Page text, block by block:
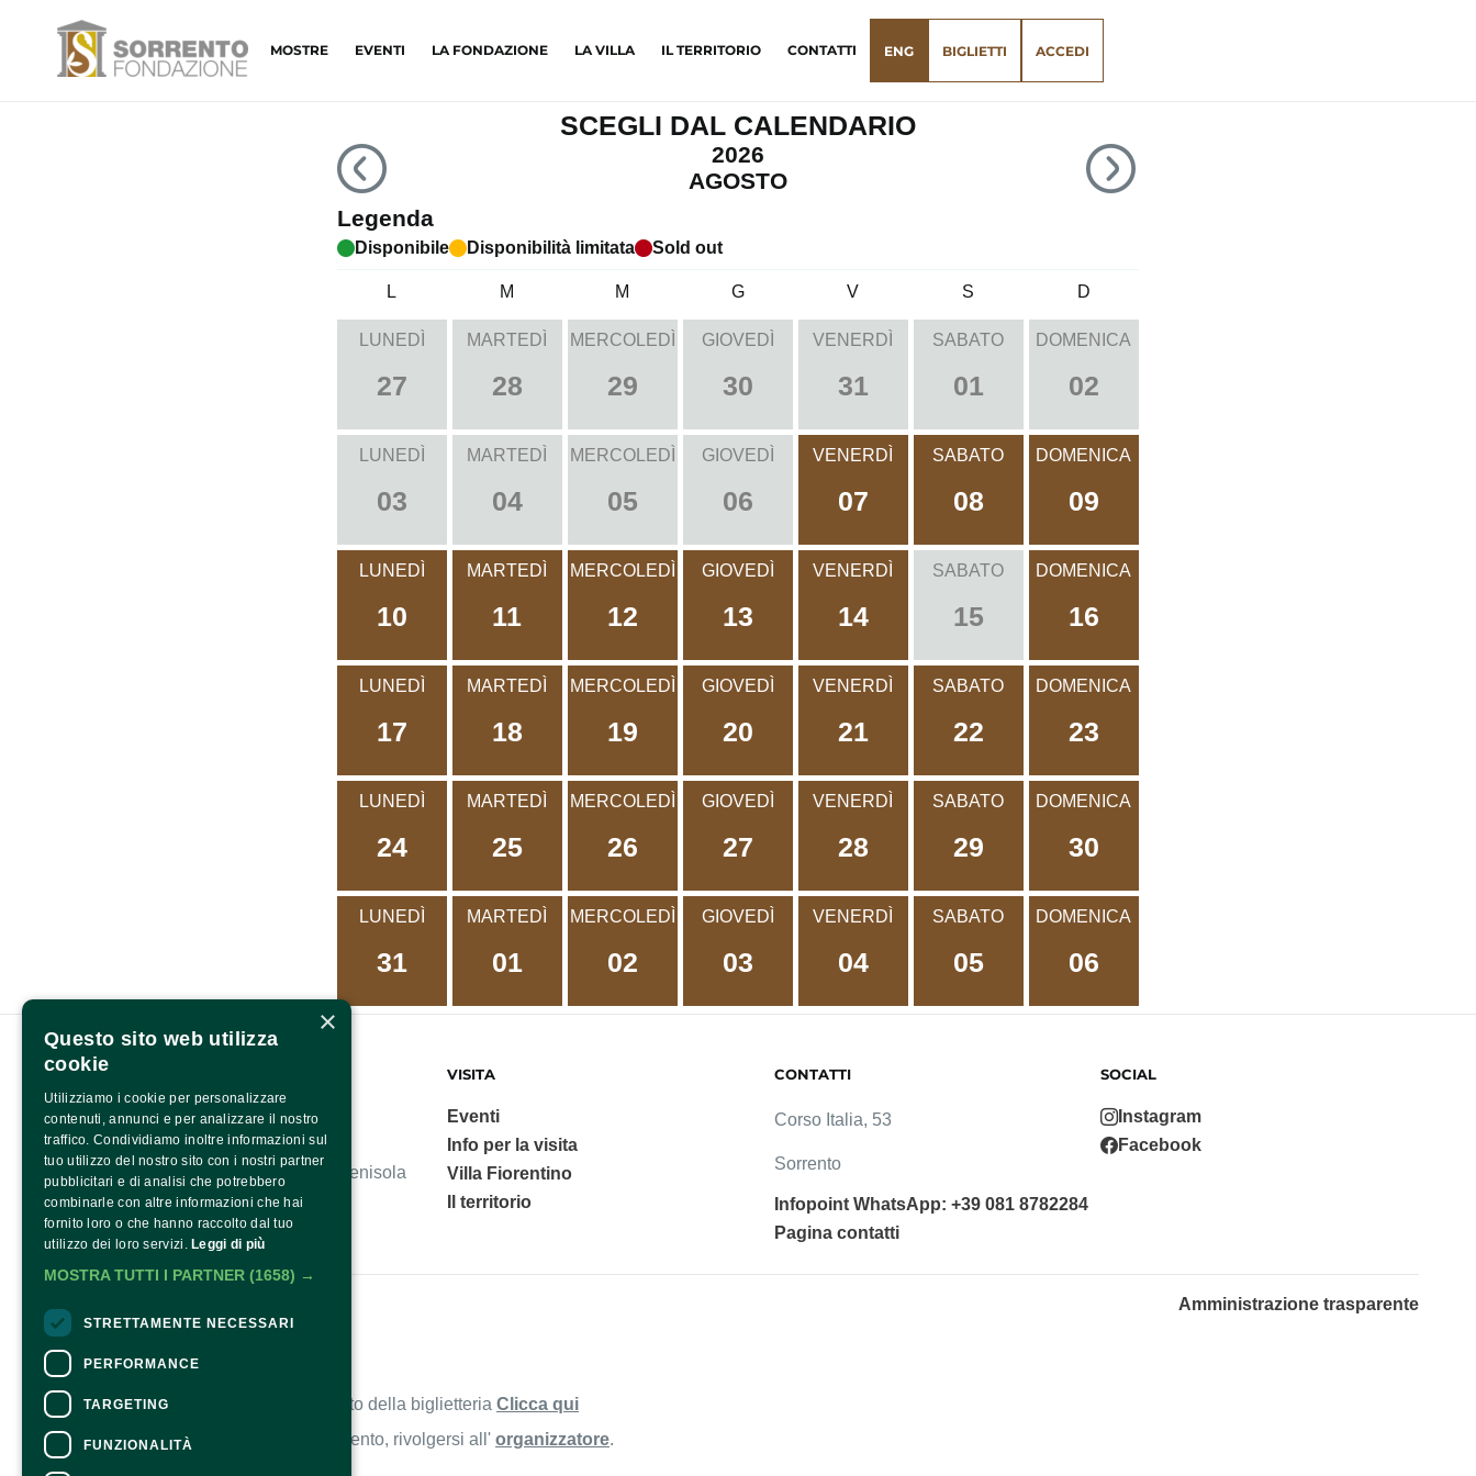
MOSTRE EVENTI LA FONDAZIONE LA VILLA IL TERRITORIO CONTATTI ENG BIGLIETTI ACCEDI
SCEGLI DAL CALENDARIO
2026
AGOSTO
Legenda
Disponibile Disponibilità limitata Sold out
L M M G V S D
LUNEDÌ
27
MARTEDÌ
28
MERCOLEDÌ
29
GIOVEDÌ
30
VENERDÌ
31
SABATO
01
DOMENICA
02
LUNEDÌ
03
MARTEDÌ
04
MERCOLEDÌ
05
GIOVEDÌ
06
VENERDÌ
07
SABATO
08
DOMENICA
09
LUNEDÌ
10
MARTEDÌ
11
MERCOLEDÌ
12
GIOVEDÌ
13
VENERDÌ
14
SABATO
15
DOMENICA
16
LUNEDÌ
17
MARTEDÌ
18
MERCOLEDÌ
19
GIOVEDÌ
20
VENERDÌ
21
SABATO
22
DOMENICA
23
LUNEDÌ
24
MARTEDÌ
25
MERCOLEDÌ
26
GIOVEDÌ
27
VENERDÌ
28
SABATO
29
DOMENICA
30
LUNEDÌ
31
MARTEDÌ
01
MERCOLEDÌ
02
GIOVEDÌ
03
VENERDÌ
04
SABATO
05
DOMENICA
06
FONDAZIONE SORRENTO
Villa Fiorentino, polo culturale della Penisola
Sorrentina.
VISITA
Eventi
Info per la visita
Villa Fiorentino
Il territorio
CONTATTI
Corso Italia, 53
Sorrento
Infopoint WhatsApp: +39 081 8782284
Pagina contatti
SOCIAL
Instagram
Facebook
Amministrazione trasparente
Contatti
Per informazioni e supporto all'acquisto della biglietteria Clicca qui
Per informazioni sul programma e l'evento, rivolgersi all' organizzatore.
Dichiarazione di accessibilità
×
Questo sito web utilizza
cookie
Utilizziamo i cookie per personalizzare
contenuti, annunci e per analizzare il nostro
traffico. Condividiamo inoltre informazioni sul
tuo utilizzo del nostro sito con i nostri partner
pubblicitari e di analisi che potrebbero
combinarle con altre informazioni che hai
fornito loro o che hanno raccolto dal tuo
utilizzo dei loro servizi. Leggi di più
MOSTRA TUTTI I PARTNER (1658) →
STRETTAMENTE NECESSARI
PERFORMANCE
TARGETING
FUNZIONALITÀ